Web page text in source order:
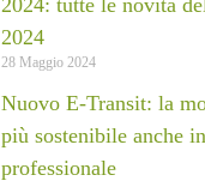
2024
28 Maggio 2024
Nuovo E-Transit: la
più sostenibile anche
professionale